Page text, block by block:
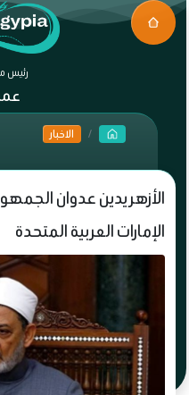
رئيس
الاخبار
الأزهر يدين عدوان
الإمارات العربية المتحدة